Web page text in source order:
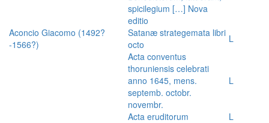
spicilegium […] Nova
editio
Aconcio Giacomo (1492?
-1566?)
Satanæ strategemata libri
octo
L
Acta conventus
thoruniensis celebrati
anno 1645, mens.
septemb. octobr.
novembr.
L
Acta eruditorum
L